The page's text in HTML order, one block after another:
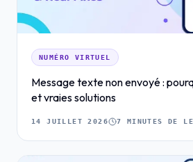
NUMÉRO VIRTUEL
Message texte non envoyé :
et vraies solutions
14 JUILLET 2026 7 MINUTES DE